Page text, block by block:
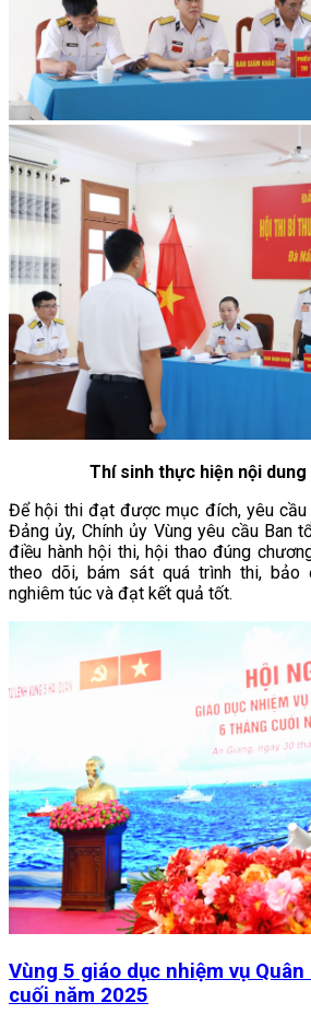
Thí sinh thực hiện nội
Để hội thi đạt được mục đích, yêu
Đảng ủy, Chính ủy Vùng yêu cầu Ban
điều hành hội thi, hội thao đúng
theo dõi, bám sát quá trình thi, bảo
nghiêm túc và đạt kết quả tốt.
Vùng 5 giáo dục nhiệm vụ
cuối năm 2025